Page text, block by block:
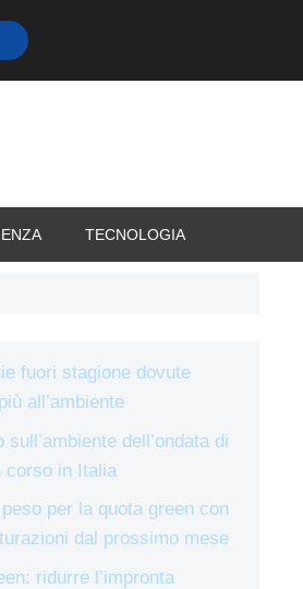
TECNOLOGIA
fuori stagione dovute
all’ambiente
sull’ambiente dell’ondata di
corso in Italia
per la quota green con
dal prossimo mese
ridurre l’impronta